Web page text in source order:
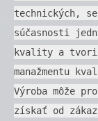
technických,
súčasnosti
kvality a
manažmentu
Výroba môže
získať od